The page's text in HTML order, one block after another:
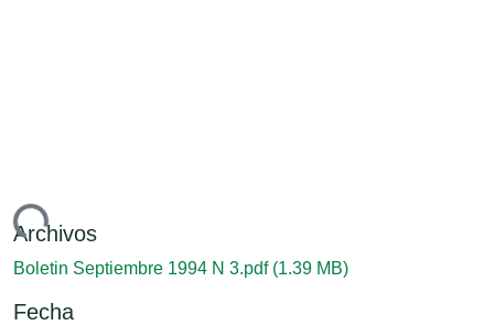
Cargando...
Archivos
Boletin Septiembre 1994 N 3.pdf (1.39 MB)
Fecha